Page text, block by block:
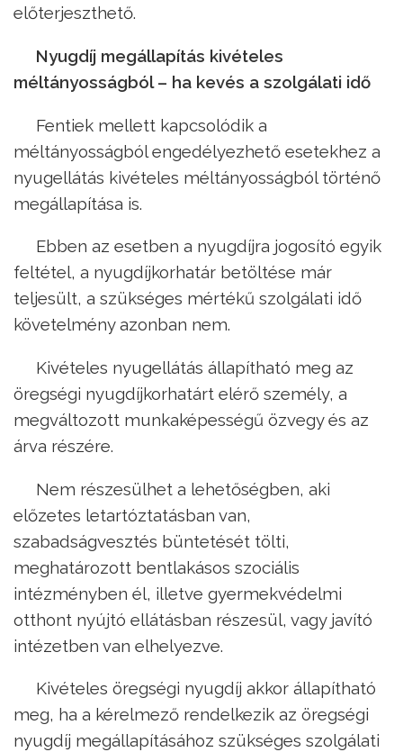
előterjeszthető.
Nyugdíj megállapítás kivételes
méltányosságból – ha kevés a szolgálati idő
Fentiek mellett kapcsolódik a
méltányosságból engedélyezhető esetekhez a
nyugellátás kivételes méltányosságból történő
megállapítása is.
Ebben az esetben a nyugdíjra jogosító egyik
feltétel, a nyugdíjkorhatár betöltése már
teljesült, a szükséges mértékű szolgálati idő
követelmény azonban nem.
Kivételes nyugellátás állapítható meg az
öregségi nyugdíjkorhatárt elérő személy, a
megváltozott munkaképességű özvegy és az
árva részére.
Nem részesülhet a lehetőségben, aki
előzetes letartóztatásban van,
szabadságvesztés büntetését tölti,
meghatározott bentlakásos szociális
intézményben él, illetve gyermekvédelmi
otthont nyújtó ellátásban részesül, vagy javító
intézetben van elhelyezve.
Kivételes öregségi nyugdíj akkor állapítható
meg, ha a kérelmező rendelkezik az öregségi
nyugdíj megállapításához szükséges szolgálati